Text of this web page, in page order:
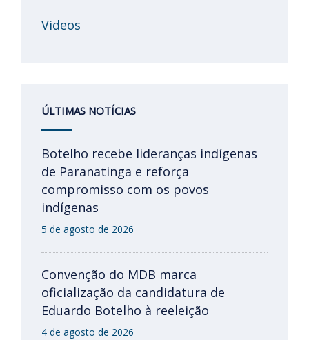
Videos
ÚLTIMAS NOTÍCIAS
Botelho recebe lideranças indígenas
de Paranatinga e reforça
compromisso com os povos
indígenas
5 de agosto de 2026
Convenção do MDB marca
oficialização da candidatura de
Eduardo Botelho à reeleição
4 de agosto de 2026